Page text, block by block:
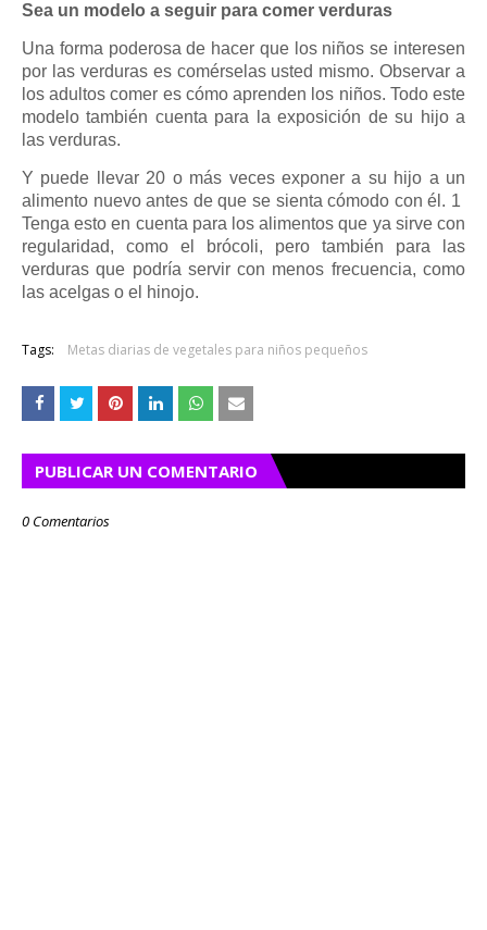
Sea un modelo a seguir para comer verduras
Una forma poderosa de hacer que los niños se interesen
por las verduras es comérselas usted mismo. Observar a
los adultos comer es cómo aprenden los niños. Todo este
modelo también cuenta para la exposición de su hijo a
las verduras.
Y puede llevar 20 o más veces exponer a su hijo a un
alimento nuevo antes de que se sienta cómodo con él. 1
Tenga esto en cuenta para los alimentos que ya sirve con
regularidad, como el brócoli, pero también para las
verduras que podría servir con menos frecuencia, como
las acelgas o el hinojo.
Tags: Metas diarias de vegetales para niños pequeños
PUBLICAR UN COMENTARIO
0 Comentarios